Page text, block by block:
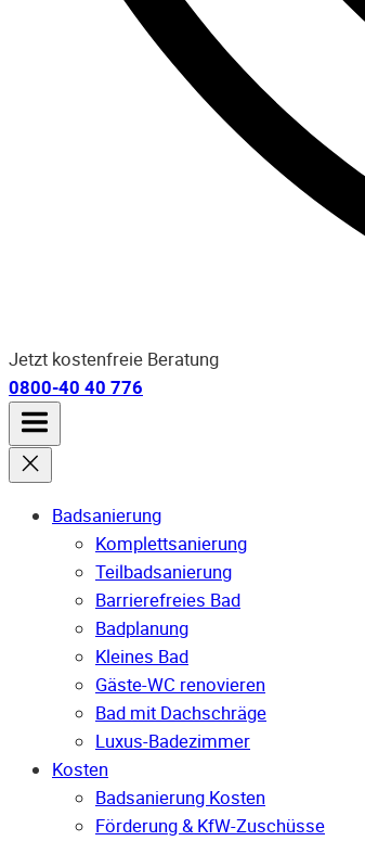
Jetzt kostenfreie Beratung
0800-40 40 776
Badsanierung
Komplettsanierung
Teilbadsanierung
Barrierefreies Bad
Badplanung
Kleines Bad
Gäste-WC renovieren
Bad mit Dachschräge
Luxus-Badezimmer
Kosten
Badsanierung Kosten
Förderung & KfW-Zuschüsse